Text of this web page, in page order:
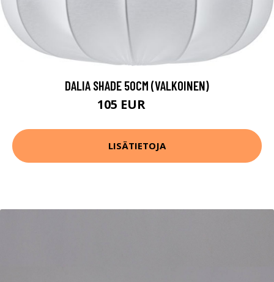
DALIA SHADE 50CM (VALKOINEN)
105 EUR
LISÄTIETOJA